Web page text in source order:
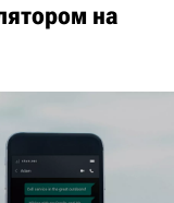
на